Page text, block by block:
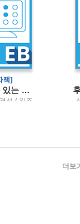
책]
곁에 남아 있는 사람임경선 소설
선 / 위즈
더보